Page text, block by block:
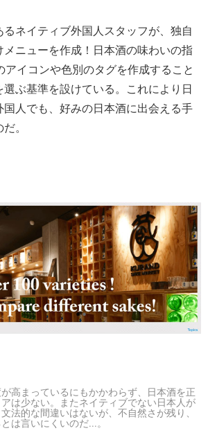
ネイティブ外国人スタッフが、独自
ニューを作成！日本酒の味わいの指
イコンや色別のタグを作成すること
ぶ基準を設けている。これにより日
人でも、好みの日本酒に出会える手
。
高まっているにもかかわらず、日本酒を正
は少ない。またネイティブでない日本人が
法的な間違いはないが、不自然さが残り、
は言いにくいのだ...。